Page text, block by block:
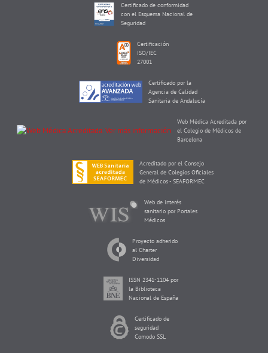
Certificado de conformidad
con el Esquema Nacional de
Seguridad
Certificación
ISO/IEC
27001
Certificado por la
Agencia de Calidad
Sanitaria de Andalucía
Web Médica Acreditada por
el Colegio de Médicos de
Barcelona
Acreditado por el Consejo
General de Colegios Oficiales
de Médicos - SEAFORMEC
Web de interés
sanitario por Portales
Médicos
Proyecto adherido
al Charter
Diversidad
ISSN 2341-1104 por
la Biblioteca
Nacional de España
Certificado de
seguridad
Comodo SSL